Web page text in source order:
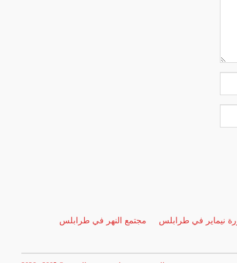
نيماير في طرابلس
مجتمع النهر في طرابلس